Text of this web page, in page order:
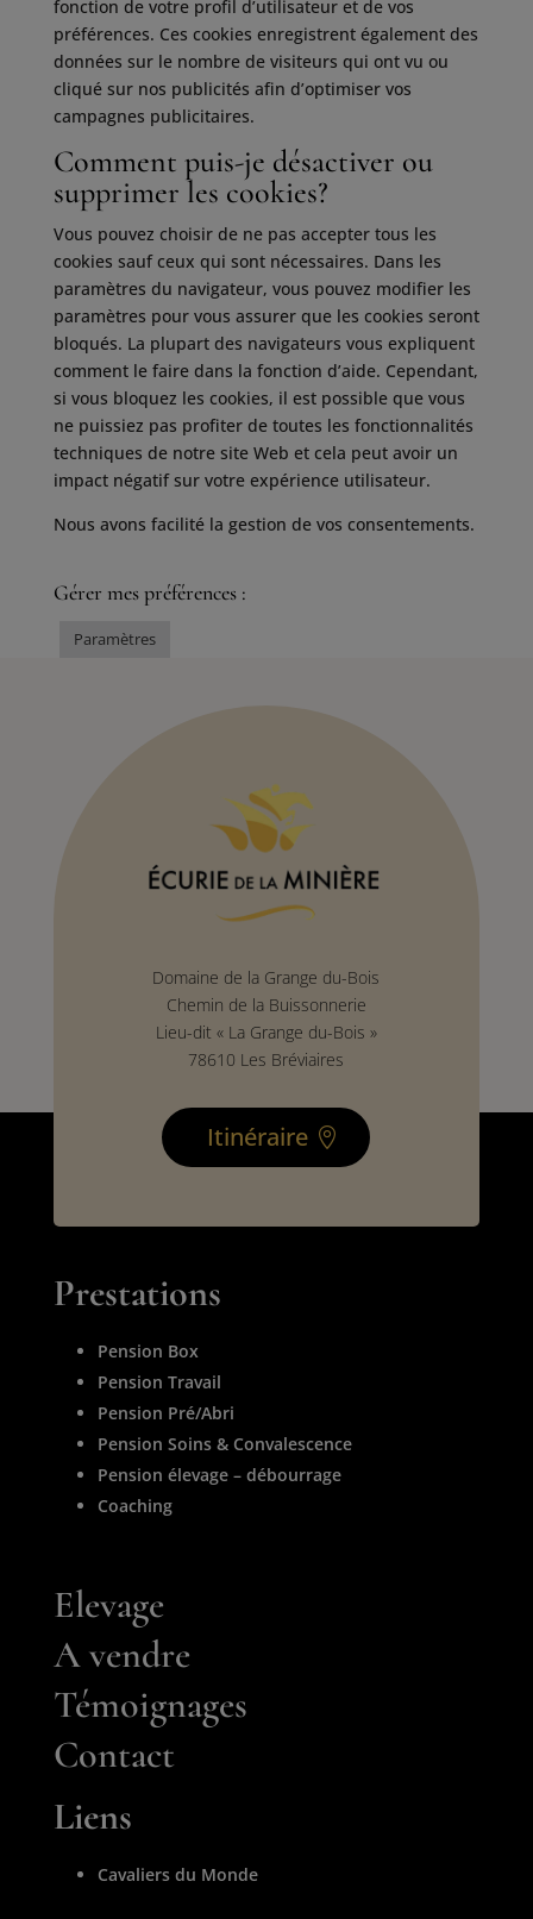
fonction de votre profil d’utilisateur et de vos
préférences. Ces cookies enregistrent également des
données sur le nombre de visiteurs qui ont vu ou
cliqué sur nos publicités afin d’optimiser vos
campagnes publicitaires.
Comment puis-je désactiver ou
supprimer les cookies?
Vous pouvez choisir de ne pas accepter tous les
cookies sauf ceux qui sont nécessaires. Dans les
paramètres du navigateur, vous pouvez modifier les
paramètres pour vous assurer que les cookies seront
bloqués. La plupart des navigateurs vous expliquent
comment le faire dans la fonction d’aide. Cependant,
si vous bloquez les cookies, il est possible que vous
ne puissiez pas profiter de toutes les fonctionnalités
techniques de notre site Web et cela peut avoir un
impact négatif sur votre expérience utilisateur.
Nous avons facilité la gestion de vos consentements.
Gérer mes préférences :
Paramètres
Domaine de la Grange du-Bois
Chemin de la Buissonnerie
Lieu-dit « La Grange du-Bois »
78610 Les Bréviaires
Itinéraire
Prestations
Pension Box
Pension Travail
Pension Pré/Abri
Pension Soins & Convalescence
Pension élevage – débourrage
Coaching
Elevage
A vendre
Témoignages
Contact
Liens
Cavaliers du Monde